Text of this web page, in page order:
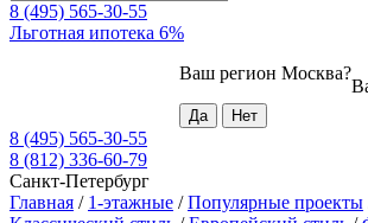
8 (495) 565-30-55
Льготная ипотека 6%
Ваш регион Москва?
8 (495) 565-30-55
8 (812) 336-60-79
Санкт-Петербург
Главная / 1-этажные /Популярные проекты